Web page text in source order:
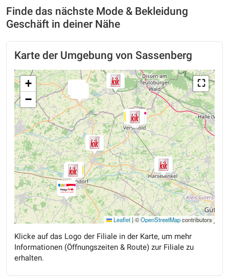
Finde das nächste Mode & Bekleidung
Geschäft in deiner Nähe
Karte der Umgebung von Sassenberg
⛶
+
−
Leaflet | ©OpenStreetMapcontributors
Klicke auf das Logo der Filiale in der Karte, um mehr
Informationen (Öffnungszeiten & Route) zur Filiale zu
erhalten.